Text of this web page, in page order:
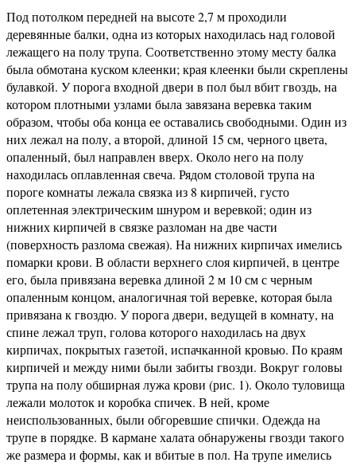
Под потолком передней на высоте 2,7 м проходили
деревянные балки, одна из которых находилась над головой
лежащего на полу трупа. Соответственно этому месту балка
была обмотана куском клеенки; края клеенки были скреплены
булавкой. У порога входной двери в пол был вбит гвоздь, на
котором плотными узлами была завязана веревка таким
образом, чтобы оба конца ее оставались свободными. Один из
них лежал на полу, а второй, длиной 15 см, черного цвета,
опаленный, был направлен вверх. Около него на полу
находилась оплавленная свеча. Рядом столовой трупа на
пороге комнаты лежала связка из 8 кирпичей, густо
оплетенная электрическим шнуром и веревкой; один из
нижних кирпичей в связке разломан на две части
(поверхность разлома свежая). На нижних кирпичах имелись
помарки крови. В области верхнего слоя кирпичей, в центре
его, была привязана веревка длиной 2 м 10 см с черным
опаленным концом, аналогичная той веревке, которая была
привязана к гвоздю. У порога двери, ведущей в комнату, на
спине лежал труп, голова которого находилась на двух
кирпичах, покрытых газетой, испачканной кровью. По краям
кирпичей и между ними были забиты гвозди. Вокруг головы
трупа на полу обширная лужа крови (рис. 1). Около туловища
лежали молоток и коробка спичек. В ней, кроме
неиспользованных, были обгоревшие спички. Одежда на
трупе в порядке. В кармане халата обнаружены гвозди такого
же размера и формы, как и вбитые в пол. На трупе имелись